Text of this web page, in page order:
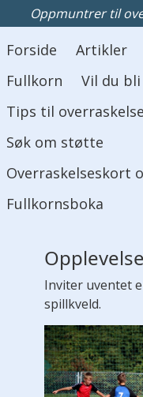
Oppmuntrer til
Hovedmeny
Forside Artikler
Fullkorn
Vil du
Tips til
Søk om støtte
Overraskelseskort
Fullkornsboka
Inviter uventet
spillkveld.